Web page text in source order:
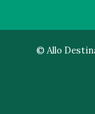
© Allo